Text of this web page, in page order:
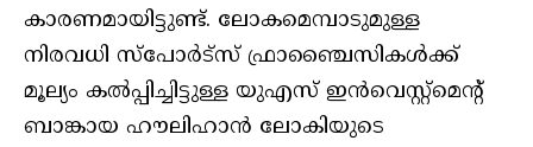
കാരണമായിട്ടുണ്ട്. ലോകമെമ്പാടുമുള്ള
നിരവധി സ്പോര്‍ട്സ് ഫ്രാഞ്ചൈസികള്‍ക്ക്
മൂല്യം കല്‍പ്പിച്ചിട്ടുള്ള യുഎസ് ഇന്‍വെസ്റ്റ്മെന്റ്
ബാങ്കായ ഹൗലിഹാന്‍ ലോകിയുടെ